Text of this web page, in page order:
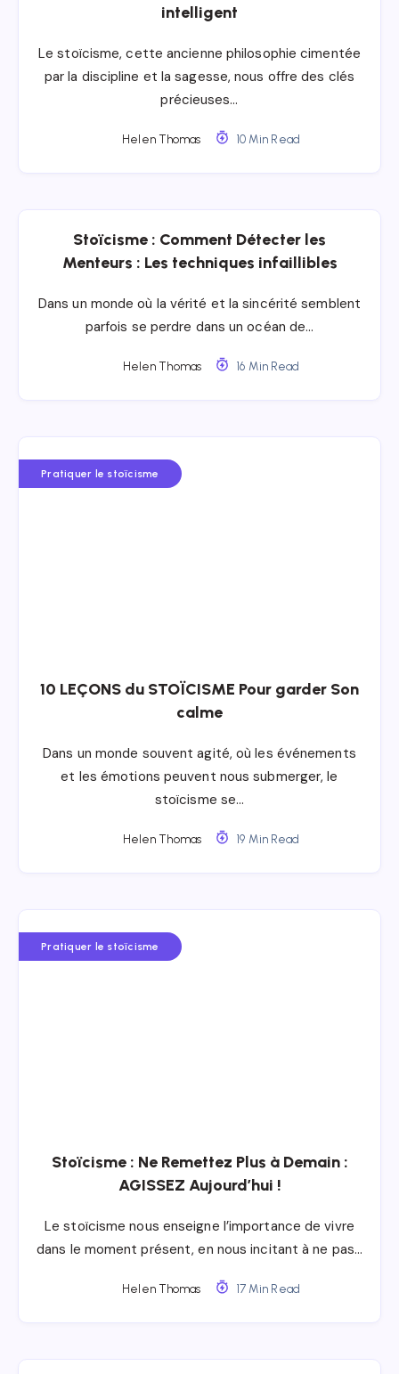
intelligent
Le stoïcisme, cette ancienne philosophie cimentée
par la discipline et la sagesse, nous offre des clés
précieuses…
Helen Thomas 10 Min Read
Stoïcisme : Comment Détecter les
Menteurs : Les techniques infaillibles
Dans un monde où la vérité et la sincérité semblent
parfois se perdre dans un océan de…
Helen Thomas 16 Min Read
Pratiquer le stoïcisme
10 LEÇONS du STOÏCISME Pour garder Son
calme
Dans un monde souvent agité, où les événements
et les émotions peuvent nous submerger, le
stoïcisme se…
Helen Thomas 19 Min Read
Pratiquer le stoïcisme
Stoïcisme : Ne Remettez Plus à Demain :
AGISSEZ Aujourd’hui !
Le stoïcisme nous enseigne l’importance de vivre
dans le moment présent, en nous incitant à ne pas…
Helen Thomas 17 Min Read